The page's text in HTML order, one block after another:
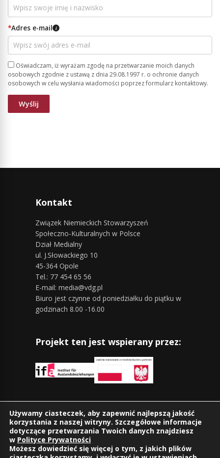
*Adres e-mail i
Oświadczam, iż wyrażam zgodę na przetwarzanie moich danych
osobowych zgodnie z ustawą z dnia 29.08.1997 r. o ochronie danych
osobowych w celu wysłania wiadomości poprzez formularz kontaktowy.
Kontakt
Związek Niemieckich Stowarzyszeń
Społeczno-Kulturalnych w Polsce
Dział Medialny
ul. J.Słowackiego 10
45-364 Opole
Tel.: 77 454 65 56
E-mail: media@vdg.pl
Biuro jest czynne od poniedziałku do piątku w
godzinach 8.00 -16.00
Projekt ten jest wspierany przez:
Znajdziesz nas również na:
Używamy ciasteczek, aby zapewnić najlepszą jakość
korzystania z naszej witryny. Szczegółowe informacje
dotyczące przetwarzania Twoich danych znajdziesz
w Polityce Prywatności
Możesz dowiedzieć się więcej o tym, z jakich plików